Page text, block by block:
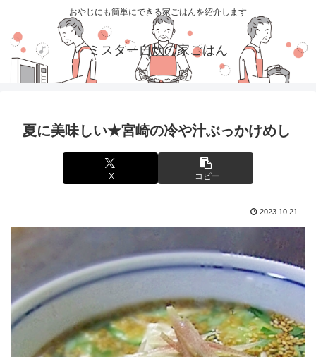
おやじにも簡単にできる家ごはんを紹介します
ミスター自炊の家ごはん
夏に美味しい★宮崎の冷や汁ぶっかけめし
X コピー
2023.10.21